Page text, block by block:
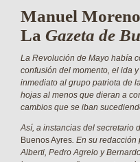
Manuel
La Gazeta de
La Revolución de Mayo había
confusión del momento, el ida
inmediato al grupo patriota de
hojas al menos que dieran a
cambios que se iban
Así, a instancias del secretario
Buenos Ayres. En su redacción
Alberti, Pedro Agrelo y